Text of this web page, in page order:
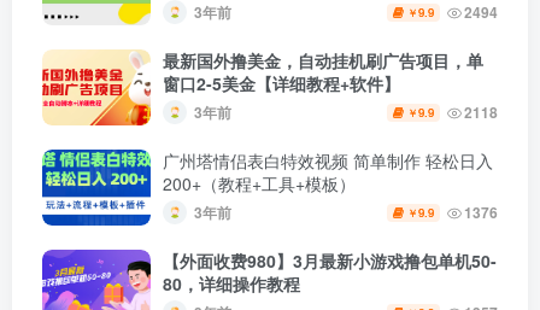
3年前 ￥9.9 2494
最新国外撸美金，自动挂机刷广告项目，单
窗口2-5美金【详细教程+软件】
3年前 ￥9.9 2118
广州塔情侣表白特效视频 简单制作 轻松日入
200+（教程+工具+模板）
3年前 ￥9.9 1376
【外面收费980】3月最新小游戏撸包单机50-
80，详细操作教程